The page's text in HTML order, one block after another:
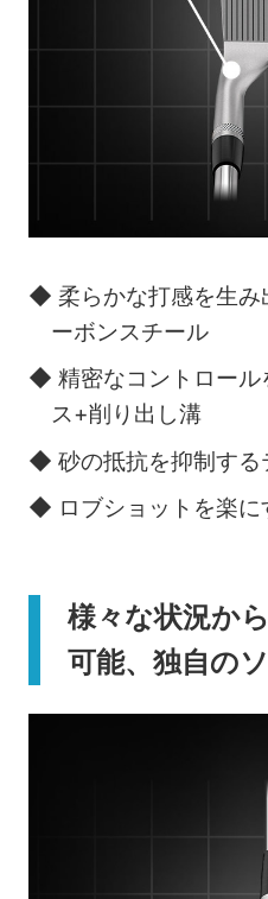
◆ 柔らかな打感を生み
ーボンスチール
◆ 精密なコントロール
ス+削り出し溝
◆ 砂の抵抗を抑制する
◆ ロブショットを楽に
様々な状況か
可能、独自の